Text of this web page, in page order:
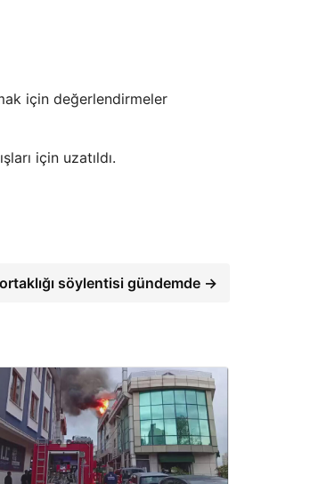
için değerlendirmeler
için uzatıldı.
söylentisi gündemde →